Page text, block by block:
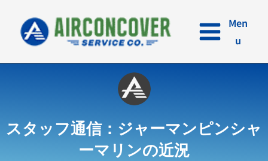
キ
Men
u
スタッフ通信：ジャーマンピンシャ
ーマリンの近況